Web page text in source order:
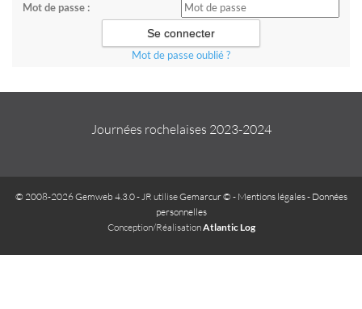
Mot de passe :
Mot de passe oublié ?
Journées rochelaises 2023-2024
© 2008-2026 Gemweb 4.3.0- JR utiliseGemarcur © - Mentions légales- Données
personnelles
Conception/RéalisationAtlantic Log